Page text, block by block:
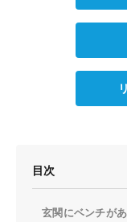
目次
玄関にベンチが